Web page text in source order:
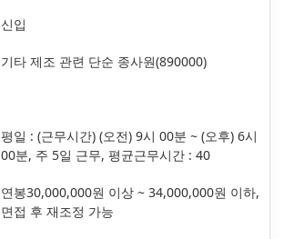
신입
기타 제조 관련 단순 종사원(890000)
평일 : (근무시간) (오전) 9시 00분 ~ (오후) 6시
00분, 주 5일 근무, 평균근무시간 : 40
연봉30,000,000원 이상 ~ 34,000,000원 이하,
면접 후 재조정 가능